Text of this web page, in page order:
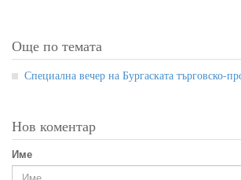
Още по темата
Специална вечер на Бургаската търговско-
Нов коментар
Име